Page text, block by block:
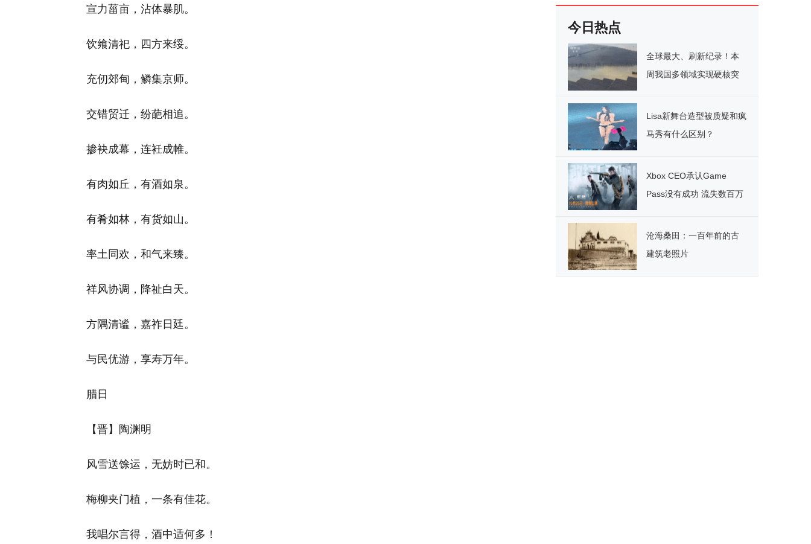
宣力菑亩，沾体暴肌。
饮飨清祀，四方来绥。
充仞郊甸，鳞集京师。
交错贸迁，纷葩相追。
掺袂成幕，连衽成帷。
有肉如丘，有酒如泉。
有肴如林，有货如山。
率土同欢，和气来臻。
祥风协调，降祉白天。
方隅清谧，嘉祚日廷。
与民优游，享寿万年。
腊日
【晋】陶渊明
风雪送馀运，无妨时已和。
梅柳夹门植，一条有佳花。
我唱尔言得，酒中适何多！
今日热点
全球最大、刷新纪录！本
周我国多领域实现硬核突
Lisa新舞台造型被质疑和疯
马秀有什么区别？
Xbox CEO承认Game
Pass没有成功 流失数百万
沧海桑田：一百年前的古
建筑老照片